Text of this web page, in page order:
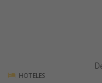
HOTELES